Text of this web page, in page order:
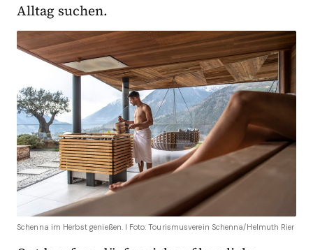
Alltag suchen.
Schenna im Herbst genießen. I Foto: Tourismusverein Schenna/Helmuth Rier